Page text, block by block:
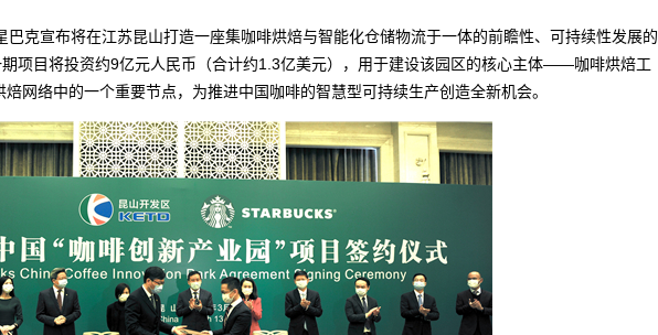
宣布将在江苏昆山打造一座集咖啡烘焙与智能化仓储物流于一体的前瞻性、可持续性发展的
项目将投资约9亿元人民币（合计约1.3亿美元），用于建设该园区的核心主体——咖啡烘焙工
网络中的一个重要节点，为推进中国咖啡的智慧型可持续生产创造全新机会。